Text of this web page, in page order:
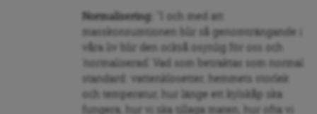
Normalisering:
”I och med att
masskonsumtionen blir så genomträngande i
våra liv blir den också osynlig för oss och
’normaliserad’. Vad som betraktas som normal
standard: vattenklosetter, hemmets storlek
och temperatur, hur länge ett kylskåp ska
fungera, hur vi ska tillaga maten, hur ofta vi